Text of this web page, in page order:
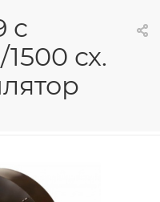
с
сх.